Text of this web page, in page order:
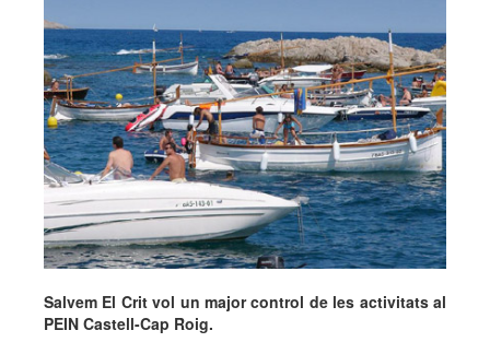
Salvem El Crit vol un major control de les activitats al
PEIN Castell-Cap Roig.